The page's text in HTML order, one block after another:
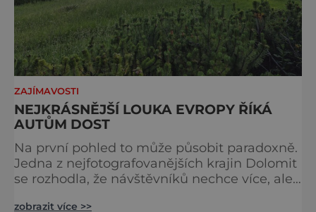
ZAJÍMAVOSTI
NEJKRÁSNĚJŠÍ LOUKA EVROPY ŘÍKÁ
AUTŮM DOST
Na první pohled to může působit paradoxně.
Jedna z nejfotografovanějších krajin Dolomit
se rozhodla, že návštěvníků nechce více, ale
zobrazit více >>